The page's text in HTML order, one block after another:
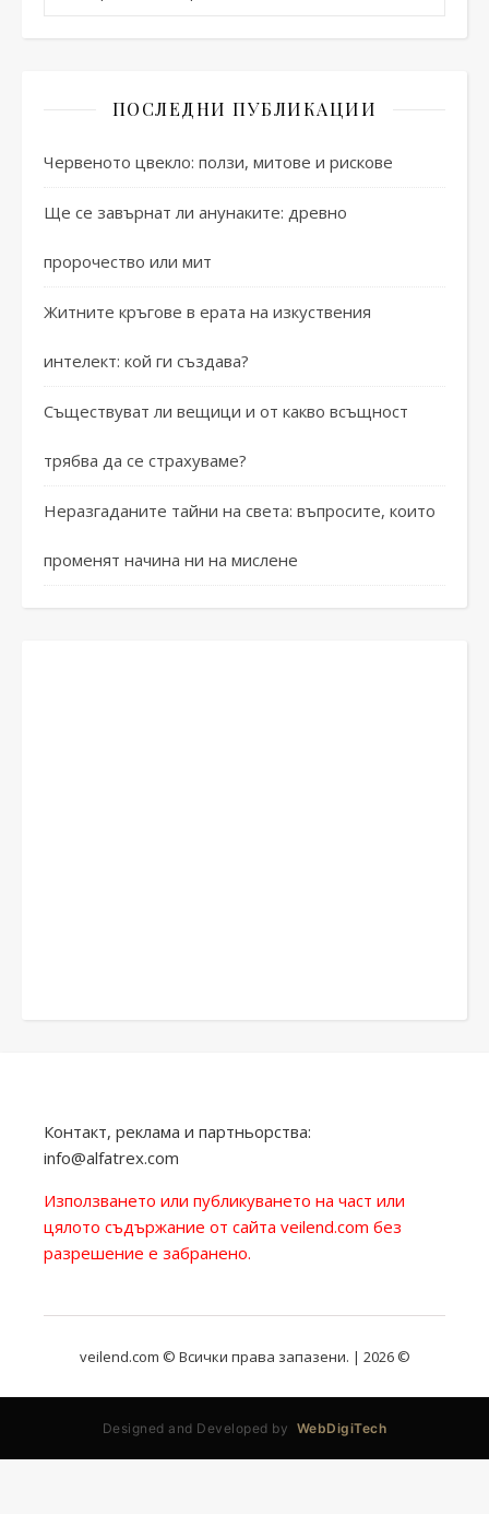
ПОСЛЕДНИ ПУБЛИКАЦИИ
Червеното цвекло: ползи, митове и рискове
Ще се завърнат ли анунаките: древно
пророчество или мит
Житните кръгове в ерата на изкуствения
интелект: кой ги създава?
Съществуват ли вещици и от какво всъщност
трябва да се страхуваме?
Неразгаданите тайни на света: въпросите, които
променят начина ни на мислене
Контакт, реклама и партньорства:
info@alfatrex.com
Използването или публикуването на част или
цялото съдържание от сайта veilend.com без
разрешение е забранено.
veilend.com © Всички права запазени. | 2026 ©
Designed and Developed by WebDigiTech